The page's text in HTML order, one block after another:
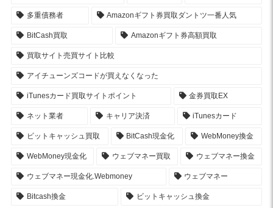
多重債務者 Amazonギフト券買取ダントツ一番人気
BitCash買取 Amazonギフト券高額買取
買取サイト売買サイト比較
アイチューンズコードが買えなくなった
iTunesカード買取サイトポイント 金券買取EX
ネット業者 キャリア決済 iTunesカード
ビットキャッシュ買取 BitCash現金化 WebMoney換金
WebMoney現金化 ウェブマネー買取 ウェブマネー換金
ウェブマネー現金化.Webmoney ウェブマネー
Bitcash換金 ビットキャッシュ換金